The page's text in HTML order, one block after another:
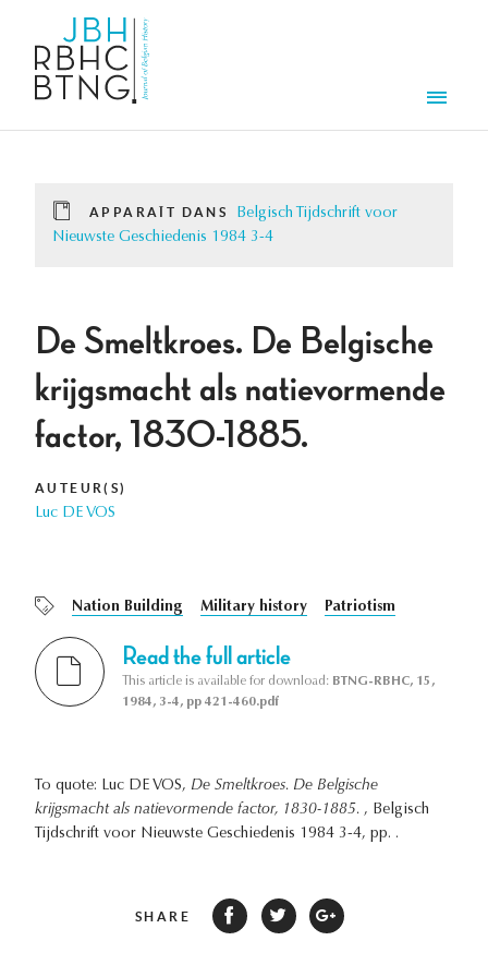
APPARAÎT DANS
Belgisch Tijdschrift voor
Nieuwste Geschiedenis 1984 3-4
De Smeltkroes. De Belgische
krijgsmacht als natievormende
factor, 1830-1885.
AUTEUR(S)
Luc DE VOS
Nation Building Military history Patriotism
Read the full article
This article is available for download: BTNG-RBHC, 15,
1984, 3-4, pp 421-460.pdf
To quote: Luc DE VOS, De Smeltkroes. De Belgische
krijgsmacht als natievormende factor, 1830-1885. , Belgisch
Tijdschrift voor Nieuwste Geschiedenis 1984 3-4, pp. .
SHARE